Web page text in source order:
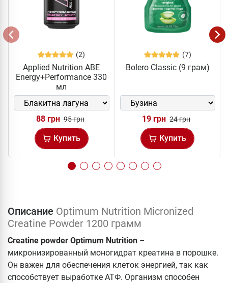
(2)
Applied Nutrition ABE
Energy+Performance 330
мл
88 грн 95 грн
Купить
(7)
Bolero Classic (9 грам)
19 грн 24 грн
Купить
Описание Optimum Nutrition Micronized
Creatine Powder 1200 грамм
Creatine powder Optimum Nutrition –
микронизированный моногидрат креатина в порошке.
Он важен для обеспечения клеток энергией, так как
способствует выработке АТФ. Организм способен